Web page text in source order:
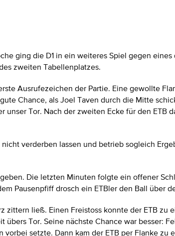
ging die D1 in ein weiteres Spiel gegen
zweiten Tabellenplatzes.
Ausrufezeichen der Partie. Eine gewollte
Chance, als Joel Taven durch die Mitte
unser Tor. Nach der zweiten Ecke für den
verderben lassen und betrieb sogleich
Die letzten Minuten folgte ein offener
Pausenpfiff drosch ein ETBler den Ball über
zittern ließ. Einen Freistoss konnte der ETB
übers Tor. Seine nächste Chance war
setzte. Dann kam der ETB per Flanke